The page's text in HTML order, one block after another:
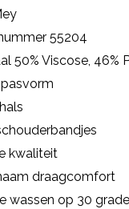
55204
50% Viscose, 46%
kwaliteit
draagcomfort
wassen op 30